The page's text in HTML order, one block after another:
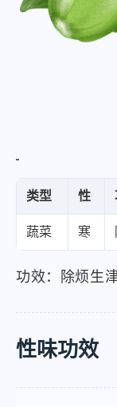
类型 性
蔬菜 寒
功效：除烦生
性味功效